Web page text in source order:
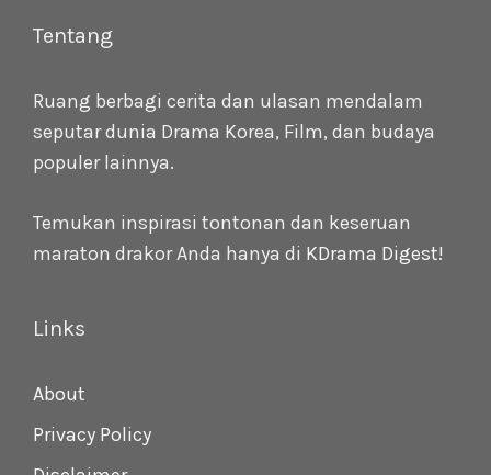
Tentang
Ruang berbagi cerita dan ulasan mendalam
seputar dunia Drama Korea, Film, dan budaya
populer lainnya.
Temukan inspirasi tontonan dan keseruan
maraton drakor Anda hanya di KDrama Digest!
Links
About
Privacy Policy